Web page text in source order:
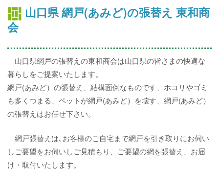
山口県 網戸(あみど)の張替え 東和商
会
山口県網戸の張替えの東和商会は山口県の皆さまの快適な
暮らしをご提案いたします。
網戸(あみど）の張替え、結構面倒なものです、ホコリやゴミ
も多くつまる、ペットが網戸(あみど）を壊す、網戸(あみど）
の張替えはお任せ下さい。
網戸張替えは､お客様のご自宅まで網戸を引き取りにお伺い
しご要望をお伺いしご見積もり、ご要望の網を張替え、お届
け・取付いたします。